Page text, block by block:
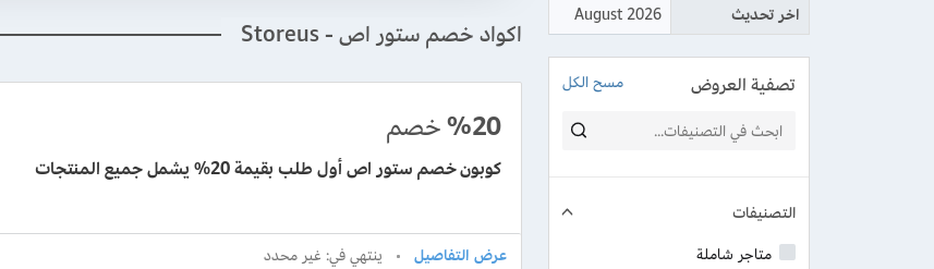
اكواد خصم ستور اص - Storeus
%20خصم
كوبون خصم ستور اص أول طلب بقيمة 20% يشمل جميع المنتجات
ينتهي في: غير محدد
اخر تحديث
August 2026
تصفية العروض مسح الكل
التصنيفات
متاجر شاملة